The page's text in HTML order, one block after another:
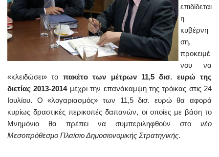
επιδίδεται
η
κυβέρνη
ση,
προκειμέ
νου να
«κλειδώσει» το πακέτο των μέτρων 11,5 δισ. ευρώ της
διετίας 2013-2014μέχρι την επανάκαμψη της τρόικας στις 24
Ιουλίου. Ο «λογαριασμός» των 11,5 δισ. ευρώ θα αφορά
κυρίως δραστικές περικοπές δαπανών, οι οποίες με βάση το
Μνημόνιο θα πρέπει να συμπεριληφθούν στο νέο
Μεσοπρόθεσμο Πλαίσιο Δημοσιονομικής Στρατηγικής.